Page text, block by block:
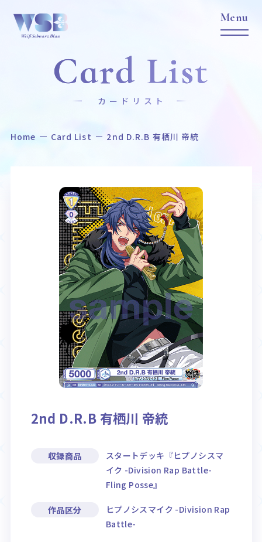
Home News
作品タイトル 商品情報
Event
イベント
Card List
カードリスト
Rule / Q&A
ルール/Q&A
Deck Recipe
デッキレシピ
Card List
カードリスト
Home Card List 2nd D.R.B 有栖川 帝統
2nd D.R.B 有栖川 帝統
収録商品
スタートデッキ『ヒプノシスマ
イク -Division Rap Battle-
Fling Posse』
作品区分
ヒプノシスマイク -Division Rap
Battle-